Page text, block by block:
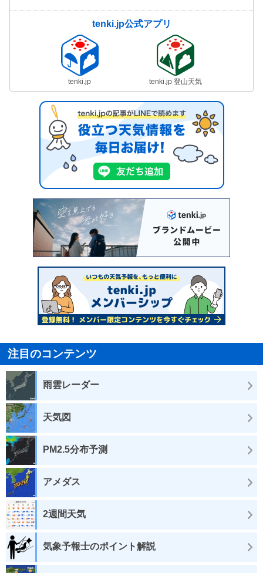
tenki.jp公式アプリ
tenki.jp tenki.jp 登山天気
注目のコンテンツ
雨雲レーダー
天気図
PM2.5分布予測
アメダス
2週間天気
気象予報士のポイント解説